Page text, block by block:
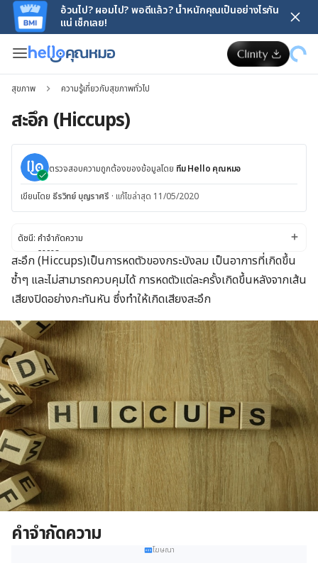
อ้วนไป? ผอมไป? พอดีแล้ว? น้ำหนักคุณเป็นอย่างไรกัน
แน่ เช็กเลย!
สุขภาพ ความรู้เกี่ยวกับสุขภาพทั่วไป
สะอึก (Hiccups)
ตรวจสอบความถูกต้องของข้อมูลโดย ทีม Hello คุณหมอ
เขียนโดย ธีรวิทย์ บุญราศรี · แก้ไขล่าสุด 11/05/2020
ดัชนี: คำจำกัดความ
อาการ
สาเหตุ
ปัจจัยเสี่ยง
การวินิจฉัยและการรักษาโรค
สะอึก (Hiccups)เป็นการหดตัวของกระบังลม เป็นอาการที่เกิดขึ้น
ซ้ำๆ และไม่สามารถควบคุมได้ การหดตัวแต่ละครั้งเกิดขึ้นหลังจากเส้น
เสียงปิดอย่างกะทันหัน ซึ่งทำให้เกิดเสียงสะอึก
คำจำกัดความ
โฆษณา